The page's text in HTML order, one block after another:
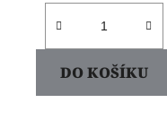
DO KOŠÍKU